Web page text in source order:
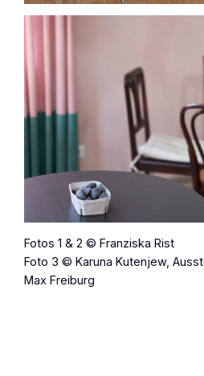
Fotos 1 & 2 © Franziska Rist
Foto 3 © Karuna Kutenjew,
Max Freiburg